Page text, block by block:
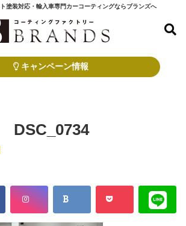
ト塗装対応・輸入車専門カーコーティングならブランズへ
キャンペーン情報
DSC_0734